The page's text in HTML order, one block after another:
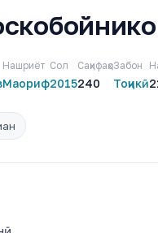
Нашриёт
Маориф
Сол
2015
Саҳифаҳо
240
Забон
Тоҷикӣ